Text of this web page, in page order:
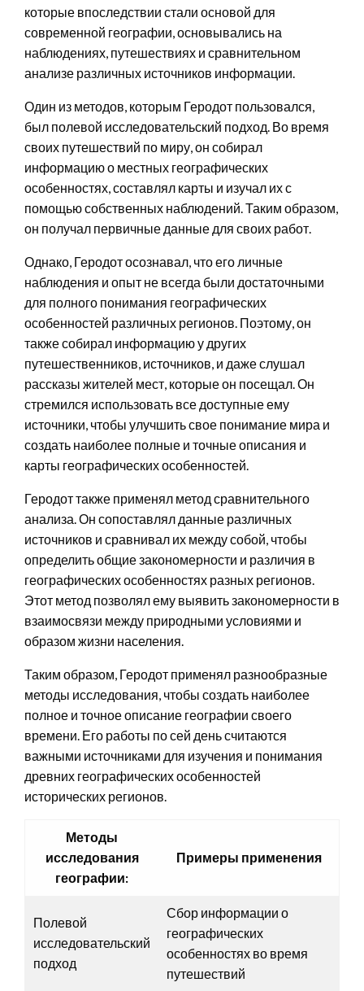
которые впоследствии стали основой для
современной географии, основывались на
наблюдениях, путешествиях и сравнительном
анализе различных источников информации.
Один из методов, которым Геродот пользовался,
был полевой исследовательский подход. Во время
своих путешествий по миру, он собирал
информацию о местных географических
особенностях, составлял карты и изучал их с
помощью собственных наблюдений. Таким образом,
он получал первичные данные для своих работ.
Однако, Геродот осознавал, что его личные
наблюдения и опыт не всегда были достаточными
для полного понимания географических
особенностей различных регионов. Поэтому, он
также собирал информацию у других
путешественников, источников, и даже слушал
рассказы жителей мест, которые он посещал. Он
стремился использовать все доступные ему
источники, чтобы улучшить свое понимание мира и
создать наиболее полные и точные описания и
карты географических особенностей.
Геродот также применял метод сравнительного
анализа. Он сопоставлял данные различных
источников и сравнивал их между собой, чтобы
определить общие закономерности и различия в
географических особенностях разных регионов.
Этот метод позволял ему выявить закономерности в
взаимосвязи между природными условиями и
образом жизни населения.
Таким образом, Геродот применял разнообразные
методы исследования, чтобы создать наиболее
полное и точное описание географии своего
времени. Его работы по сей день считаются
важными источниками для изучения и понимания
древних географических особенностей
исторических регионов.
Методы
исследования
географии:
Примеры применения
Полевой
исследовательский
подход
Сбор информации о
географических
особенностях во время
путешествий